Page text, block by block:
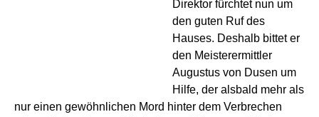
Direktor fürchtet nun um
den guten Ruf des
Hauses. Deshalb bittet er
den Meisterermittler
Augustus von Dusen um
Hilfe, der alsbald mehr als
nur einen gewöhnlichen Mord hinter dem Verbrechen